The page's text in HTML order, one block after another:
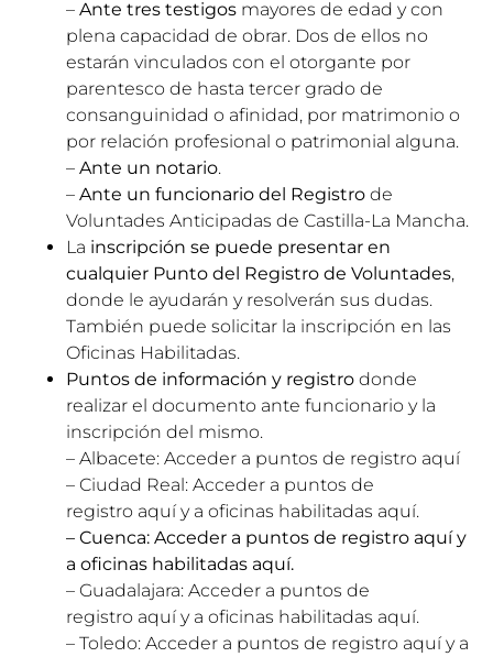
– Ante tres testigos mayores de edad y con
plena capacidad de obrar. Dos de ellos no
estarán vinculados con el otorgante por
parentesco de hasta tercer grado de
consanguinidad o afinidad, por matrimonio o
por relación profesional o patrimonial alguna.
– Ante un notario.
– Ante un funcionario del Registro de
Voluntades Anticipadas de Castilla-La Mancha.
La inscripción se puede presentar en
cualquier Punto del Registro de Voluntades,
donde le ayudarán y resolverán sus dudas.
También puede solicitar la inscripción en las
Oficinas Habilitadas.
Puntos de información y registro donde
realizar el documento ante funcionario y la
inscripción del mismo.
– Albacete: Acceder a puntos de registro aquí
– Ciudad Real: Acceder a puntos de
registro aquíy a oficinas habilitadas aquí.
– Cuenca: Acceder a puntos de registro aquíy
a oficinas habilitadas aquí.
– Guadalajara: Acceder a puntos de
registro aquíy a oficinas habilitadas aquí.
– Toledo: Acceder a puntos de registro aquíy a